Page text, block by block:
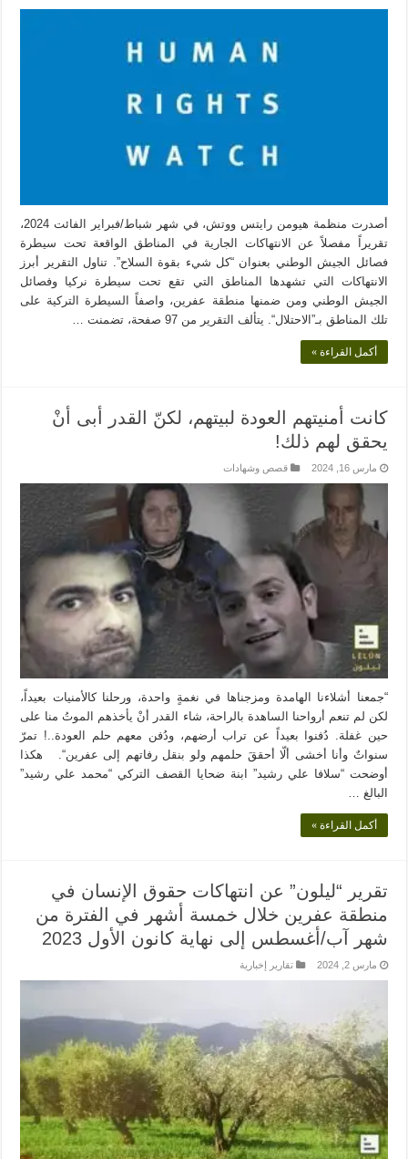
أصدرت منظمة هيومن رايتس ووتش، في شهر شباط/فبراير الفائت 2024،
تقريراً مفصلاً عن الانتهاكات الجارية في المناطق الواقعة تحت سيطرة
فصائل الجيش الوطني بعنوان “كل شيء بقوة السلاح”. تناول التقرير أبرز
الانتهاكات التي تشهدها المناطق التي تقع تحت سيطرة نركيا وفصائل
الجيش الوطني ومن ضمنها منطقة عفرين، واصفاً السيطرة التركية على
تلك المناطق بـ”الاحتلال“. يتألف التقرير من 97 صفحة، تضمنت …
أكمل القراءة »
كانت أمنيتهم العودة لبيتهم، لكنّ القدر أبى أنْ
يحقق لهم ذلك!
مارس 16, 2024 قصص وشهادات
“جمعنا أشلاءنا الهامدة ومزجناها في نغمةٍ واحدة، ورحلنا كالأمنيات بعيداً،
لكن لم تنعم أرواحنا الساهدة بالراحة، شاء القدر أنْ يأخذهم الموتُ منا على
حين غفلة. دُفنوا بعيداً عن تراب أرضهم، ودُفن معهم حلم العودة..! تمرّ
سنواتٌ وأنا أخشى ألّا أحققَ حلمهم ولو بنقل رفاتهم إلى عفرين“. هكذا
أوضحت “سلافا علي رشيد” ابنة ضحايا القصف التركي “محمد علي رشيد”
البالغ …
أكمل القراءة »
تقرير “ليلون” عن انتهاكات حقوق الإنسان في
منطقة عفرين خلال خمسة أشهر في الفترة من
شهر آب/أغسطس إلى نهاية كانون الأول 2023
مارس 2, 2024 تقارير إخبارية